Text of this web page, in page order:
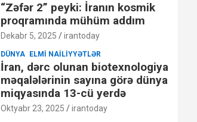
“Zəfər 2” peyki: İranın kosmik
proqramında mühüm addım
Dekabr 5, 2025 irantoday
DÜNYA ELMI NAILIYYƏTLƏR
İran, dərc olunan biotexnologiya
məqalələrinin sayına görə dünya
miqyasında 13-cü yerdə
Oktyabr 23, 2025 irantoday